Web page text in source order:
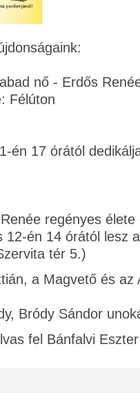
nő - Erdős
Félúton
én 17 órától
regényes
12-én 14 órától lesz
tér 5.)
a Magvető és az
Bródy Sándor
fel Bánfalvi